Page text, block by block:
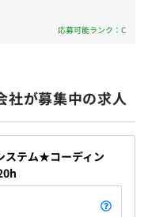
す。
案件が多いです。
・厚生年金）
応募可能ランク：C
社が募集中の求人
ステム★コーディン